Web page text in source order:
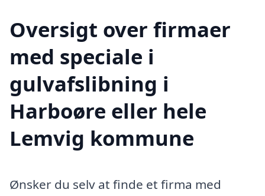
Oversigt over firmaer
med speciale i
gulvafslibning i
Harboøre eller hele
Lemvig kommune
Ønsker du selv at finde et firma med